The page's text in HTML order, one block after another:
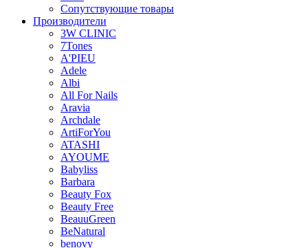
Сопутствующие товары
Производители
3W CLINIC
7Tones
A'PIEU
Adele
Albi
All For Nails
Aravia
Archdale
ArtiForYou
ATASHI
AYOUME
Babyliss
Barbara
Beauty Fox
Beauty Free
BeauuGreen
BeNatural
benovy